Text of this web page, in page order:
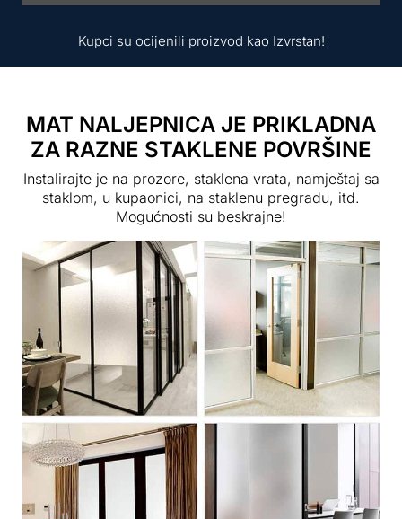
Kupci su ocijenili proizvod kao Izvrstan!
MAT NALJEPNICA JE PRIKLADNA
ZA RAZNE STAKLENE POVRŠINE
Instalirajte je na prozore, staklena vrata, namještaj sa
staklom, u kupaonici, na staklenu pregradu, itd.
Mogućnosti su beskrajne!